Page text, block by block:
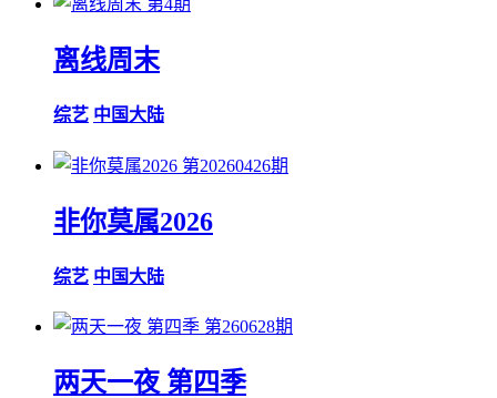
第4期
离线周末
综艺 中国大陆
第20260426期
非你莫属2026
综艺 中国大陆
第260628期
两天一夜 第四季